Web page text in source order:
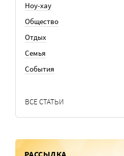
Ноу-хау
Общество
Отдых
Семья
События
ВСЕ СТАТЬИ
РАССЫЛКА